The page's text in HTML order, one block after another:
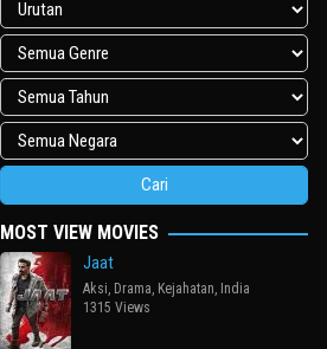
MOST VIEW MOVIES
Jaat
Aksi, Drama, Kejahatan, India
1315 Views